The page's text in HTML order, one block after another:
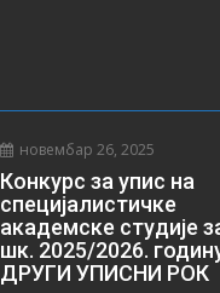
новембар 26, 2025
Конкурс за упис на
специјалистичке
академске студије
шк. 2025/2026.
ДРУГИ УПИСНИ РОК